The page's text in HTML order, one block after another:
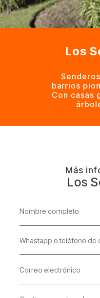
Los
barrios
Con casas
Más
Los